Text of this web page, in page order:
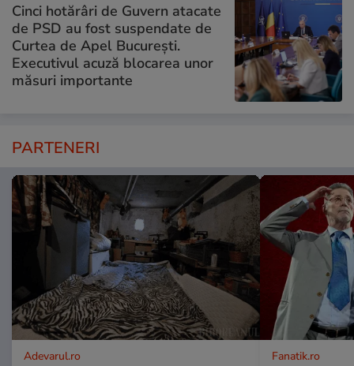
Cinci hotărâri de Guvern atacate
de PSD au fost suspendate de
Curtea de Apel București.
Executivul acuză blocarea unor
măsuri importante
PARTENERI
Adevarul.ro Fanatik.ro